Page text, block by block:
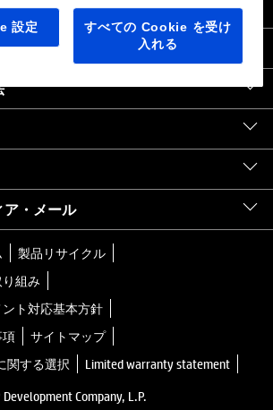
HP.com
ア・メール
製品リサイクル
組み
ト対応基本方針
項
サイトマップ
関する選択
Limited warranty statement
Company, L.P.
設定
すべての Cookie を受け
入れる